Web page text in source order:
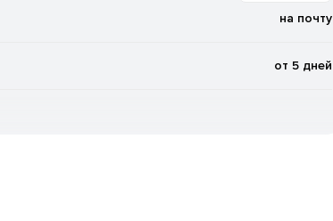
на почту
от 5 дней